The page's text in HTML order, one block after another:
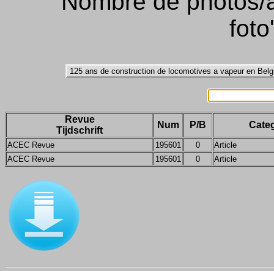
Revue
Tijdschrift
Num P/B
ACEC Revue 195601 0
Article
ACEC Revue
195601 0 Article